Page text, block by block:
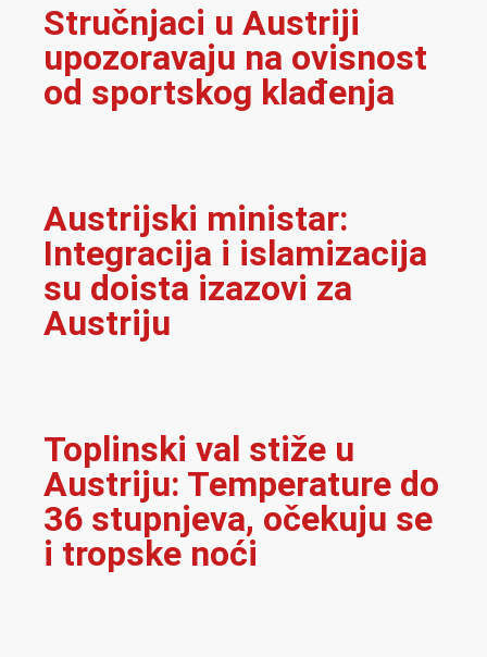
Stručnjaci u Austriji
upozoravaju na ovisnost
od sportskog klađenja
Austrijski ministar:
Integracija i islamizacija
su doista izazovi za
Austriju
Toplinski val stiže u
Austriju: Temperature do
36 stupnjeva, očekuju se
i tropske noći